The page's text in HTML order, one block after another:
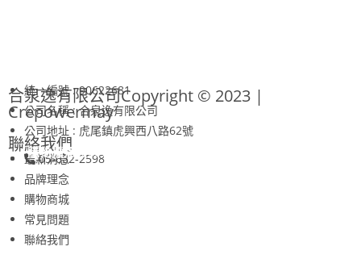
統一編號 : 90622681
公司名稱 : 合泉逸有限公司
公司地址 : 虎尾鎮虎興西八路62號
合泉逸有限公司Copyright © 2023 |
Crepowermay
最新消息
品牌理念
購物商城
常見問題
聯絡我們
聯絡我們
05-632-2598
購物須知
隱私權保護政策